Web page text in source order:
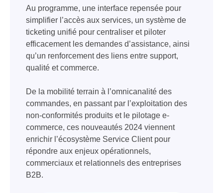
Au programme, une interface repensée pour
simplifier l’accès aux services, un système de
ticketing unifié pour centraliser et piloter
efficacement les demandes d’assistance, ainsi
qu’un renforcement des liens entre support,
qualité et commerce.
De la mobilité terrain à l’omnicanalité des
commandes, en passant par l’exploitation des
non-conformités produits et le pilotage e-
commerce, ces nouveautés 2024 viennent
enrichir l’écosystème Service Client pour
répondre aux enjeux opérationnels,
commerciaux et relationnels des entreprises
B2B.